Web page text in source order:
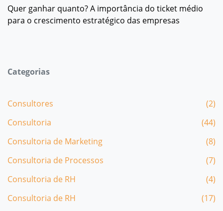
Quer ganhar quanto? A importância do ticket médio
para o crescimento estratégico das empresas
Categorias
Consultores
(2)
Consultoria
(44)
Consultoria de Marketing
(8)
Consultoria de Processos
(7)
Consultoria de RH
(4)
Consultoria de RH
(17)